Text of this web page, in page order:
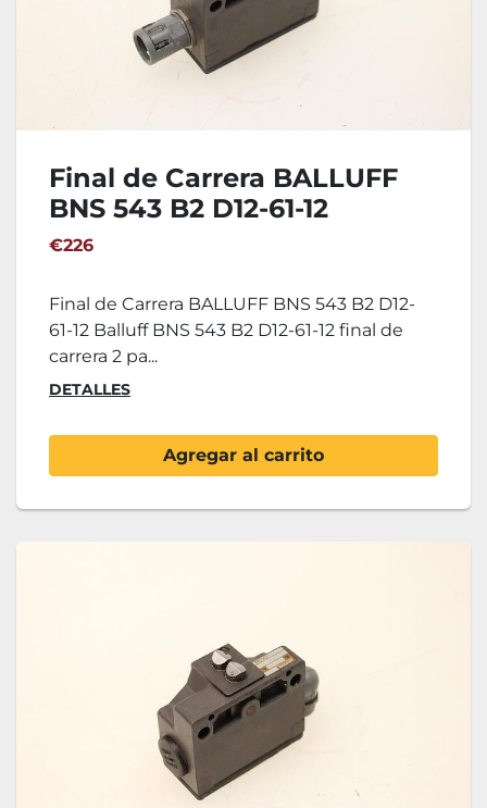
Final de Carrera BALLUFF
BNS 543 B2 D12-61-12
€226
Final de Carrera BALLUFF BNS 543 B2 D12-
61-12 Balluff BNS 543 B2 D12-61-12 final de
carrera 2 pa...
DETALLES
Agregar al carrito